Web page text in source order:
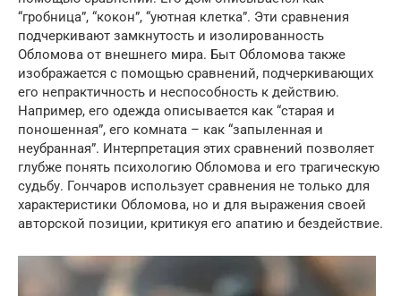
“гробница”, “кокон”, “уютная клетка”. Эти сравнения
подчеркивают замкнутость и изолированность
Обломова от внешнего мира. Быт Обломова также
изображается с помощью сравнений, подчеркивающих
его непрактичность и неспособность к действию.
Например, его одежда описывается как “старая и
поношенная”, его комната – как “запыленная и
неубранная”. Интерпретация этих сравнений позволяет
глубже понять психологию Обломова и его трагическую
судьбу. Гончаров использует сравнения не только для
характеристики Обломова, но и для выражения своей
авторской позиции, критикуя его апатию и бездействие.